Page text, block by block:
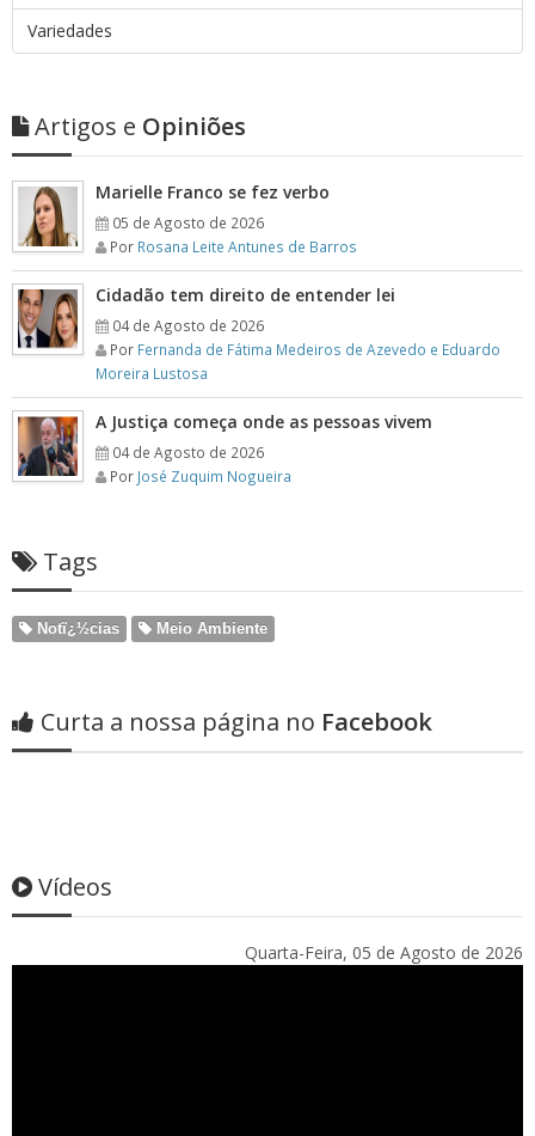
Variedades
Artigos e Opiniões
Marielle Franco se fez verbo
05 de Agosto de 2026
Por Rosana Leite Antunes de Barros
Cidadão tem direito de entender lei
04 de Agosto de 2026
Por Fernanda de Fátima Medeiros de Azevedo e Eduardo
Moreira Lustosa
A Justiça começa onde as pessoas vivem
04 de Agosto de 2026
Por José Zuquim Nogueira
Tags
Notï¿½cias Meio Ambiente
Curta a nossa página no Facebook
Vídeos
Quarta-Feira, 05 de Agosto de 2026